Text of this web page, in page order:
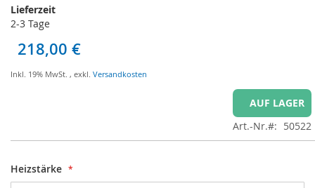
der
Bildgalerie
Lieferzeit
2-3 Tage
218,00 €
Inkl. 19% MwSt. , exkl. Versandkosten
AUF LAGER
Art.-Nr.
50522
Heizstärke